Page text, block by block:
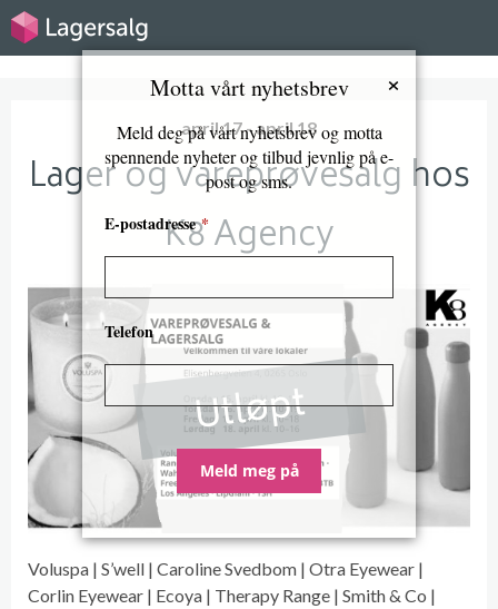
april 17 - april 18
Lager og vareprøvesalg hos
K8 Agency
Utløpt
Voluspa | S’well | Caroline Svedbom | Otra Eyewear |
Corlin Eyewear | Ecoya | Therapy Range | Smith & Co |
×
Motta vårt nyhetsbrev
Meld deg på vårt nyhetsbrev og motta
spennende nyheter og tilbud jevnlig på e-
post og sms.
E-postadresse*
Telefon